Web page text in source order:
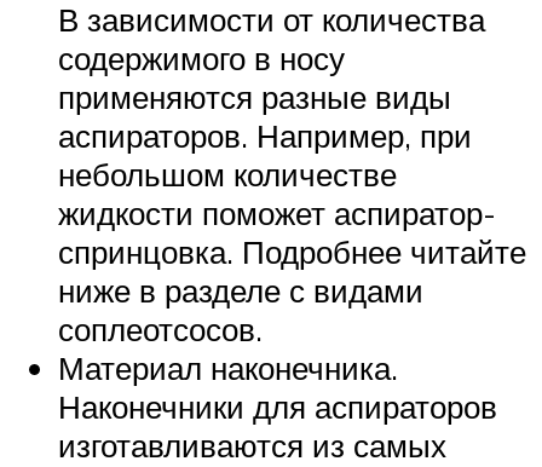
В зависимости от количества
содержимого в носу
применяются разные виды
аспираторов. Например, при
небольшом количестве
жидкости поможет аспиратор-
спринцовка. Подробнее читайте
ниже в разделе с видами
соплеотсосов.
Материал наконечника.
Наконечники для аспираторов
изготавливаются из самых